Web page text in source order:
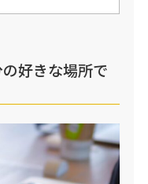
好きな場所で